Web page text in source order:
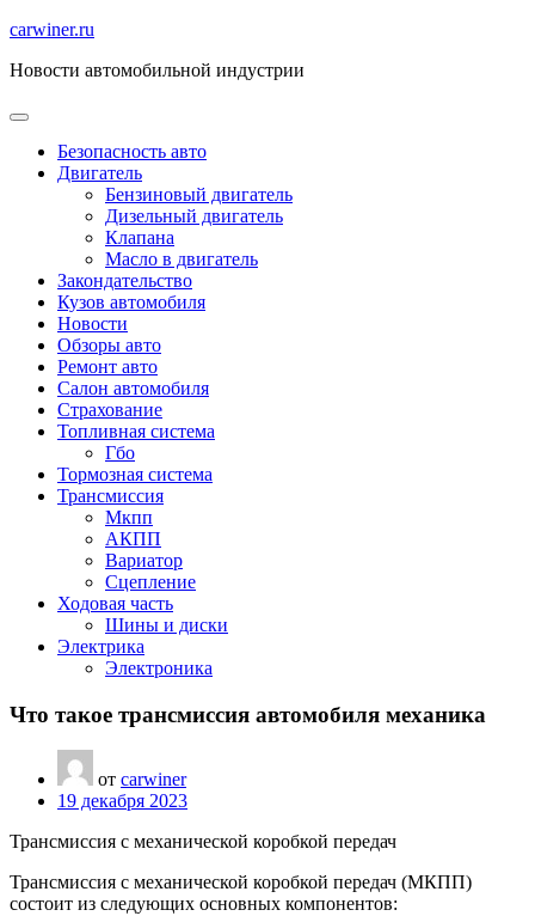
Перейти
содержимому
carwiner.ru
Новости автомобильной индустрии
Безопасность авто
Двигатель
Бензиновый двигатель
Дизельный двигатель
Клапана
Масло в двигатель
Закондательство
Кузов автомобиля
Новости
Обзоры авто
Ремонт авто
Салон автомобиля
Страхование
Топливная система
Гбо
Тормозная система
Трансмиссия
Мкпп
АКПП
Вариатор
Сцепление
Ходовая часть
Шины и диски
Электрика
Электроника
Что такое трансмиссия автомобиля механика
от carwiner
19 декабря 2023
Трансмиссия с механической коробкой передач
Трансмиссия с механической коробкой передач (МКПП)
состоит из следующих основных компонентов: